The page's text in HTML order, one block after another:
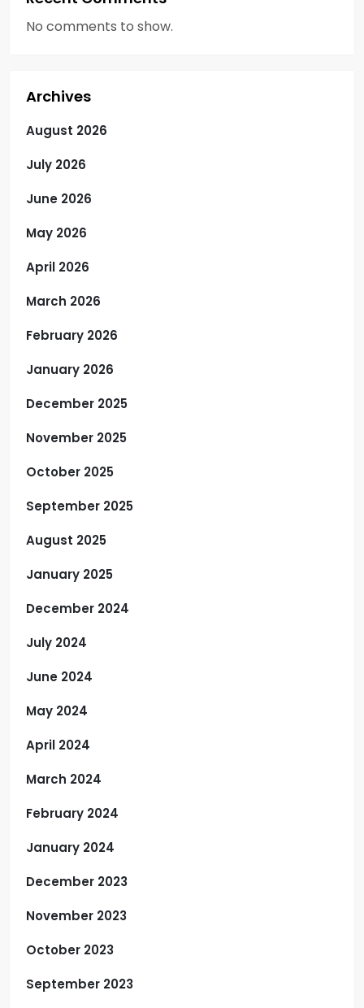
No comments to show.
Archives
August 2026
July 2026
June 2026
May 2026
April 2026
March 2026
February 2026
January 2026
December 2025
November 2025
October 2025
September 2025
August 2025
January 2025
December 2024
July 2024
June 2024
May 2024
April 2024
March 2024
February 2024
January 2024
December 2023
November 2023
October 2023
September 2023